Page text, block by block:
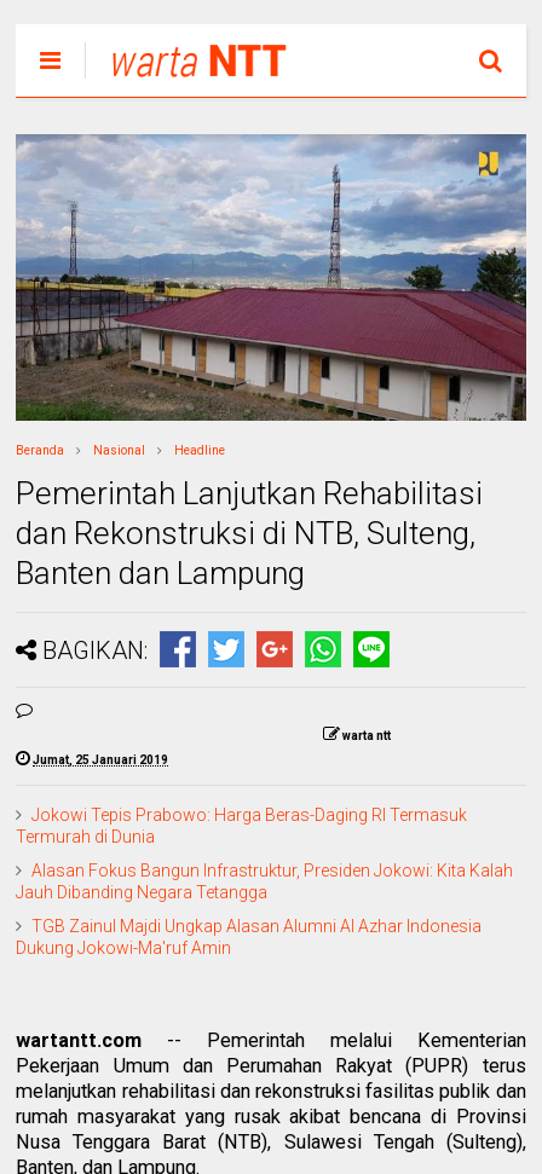
Beranda Nasional Headline
Pemerintah Lanjutkan Rehabilitasi
dan Rekonstruksi di NTB, Sulteng,
Banten dan Lampung
BAGIKAN:
warta ntt
Jumat, 25 Januari 2019
Jokowi Tepis Prabowo: Harga Beras-Daging RI Termasuk
Termurah di Dunia
Alasan Fokus Bangun Infrastruktur, Presiden Jokowi: Kita Kalah
Jauh Dibanding Negara Tetangga
TGB Zainul Majdi Ungkap Alasan Alumni Al Azhar Indonesia
Dukung Jokowi-Ma'ruf Amin
wartantt.com -- Pemerintah melalui Kementerian
Pekerjaan Umum dan Perumahan Rakyat (PUPR) terus
melanjutkan rehabilitasi dan rekonstruksi fasilitas publik dan
rumah masyarakat yang rusak akibat bencana di Provinsi
Nusa Tenggara Barat (NTB), Sulawesi Tengah (Sulteng),
Banten, dan Lampung.